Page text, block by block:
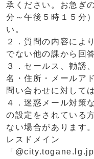
承ください。お急ぎ
分～午後５時１５分
い。
２．質問の内容によ
でない他の課から回
３．セールス、勧誘
名・住所・メールア
問い合わせに対して
４．迷惑メール対策
の設定をされている
ない場合があります
レスドメイン
「